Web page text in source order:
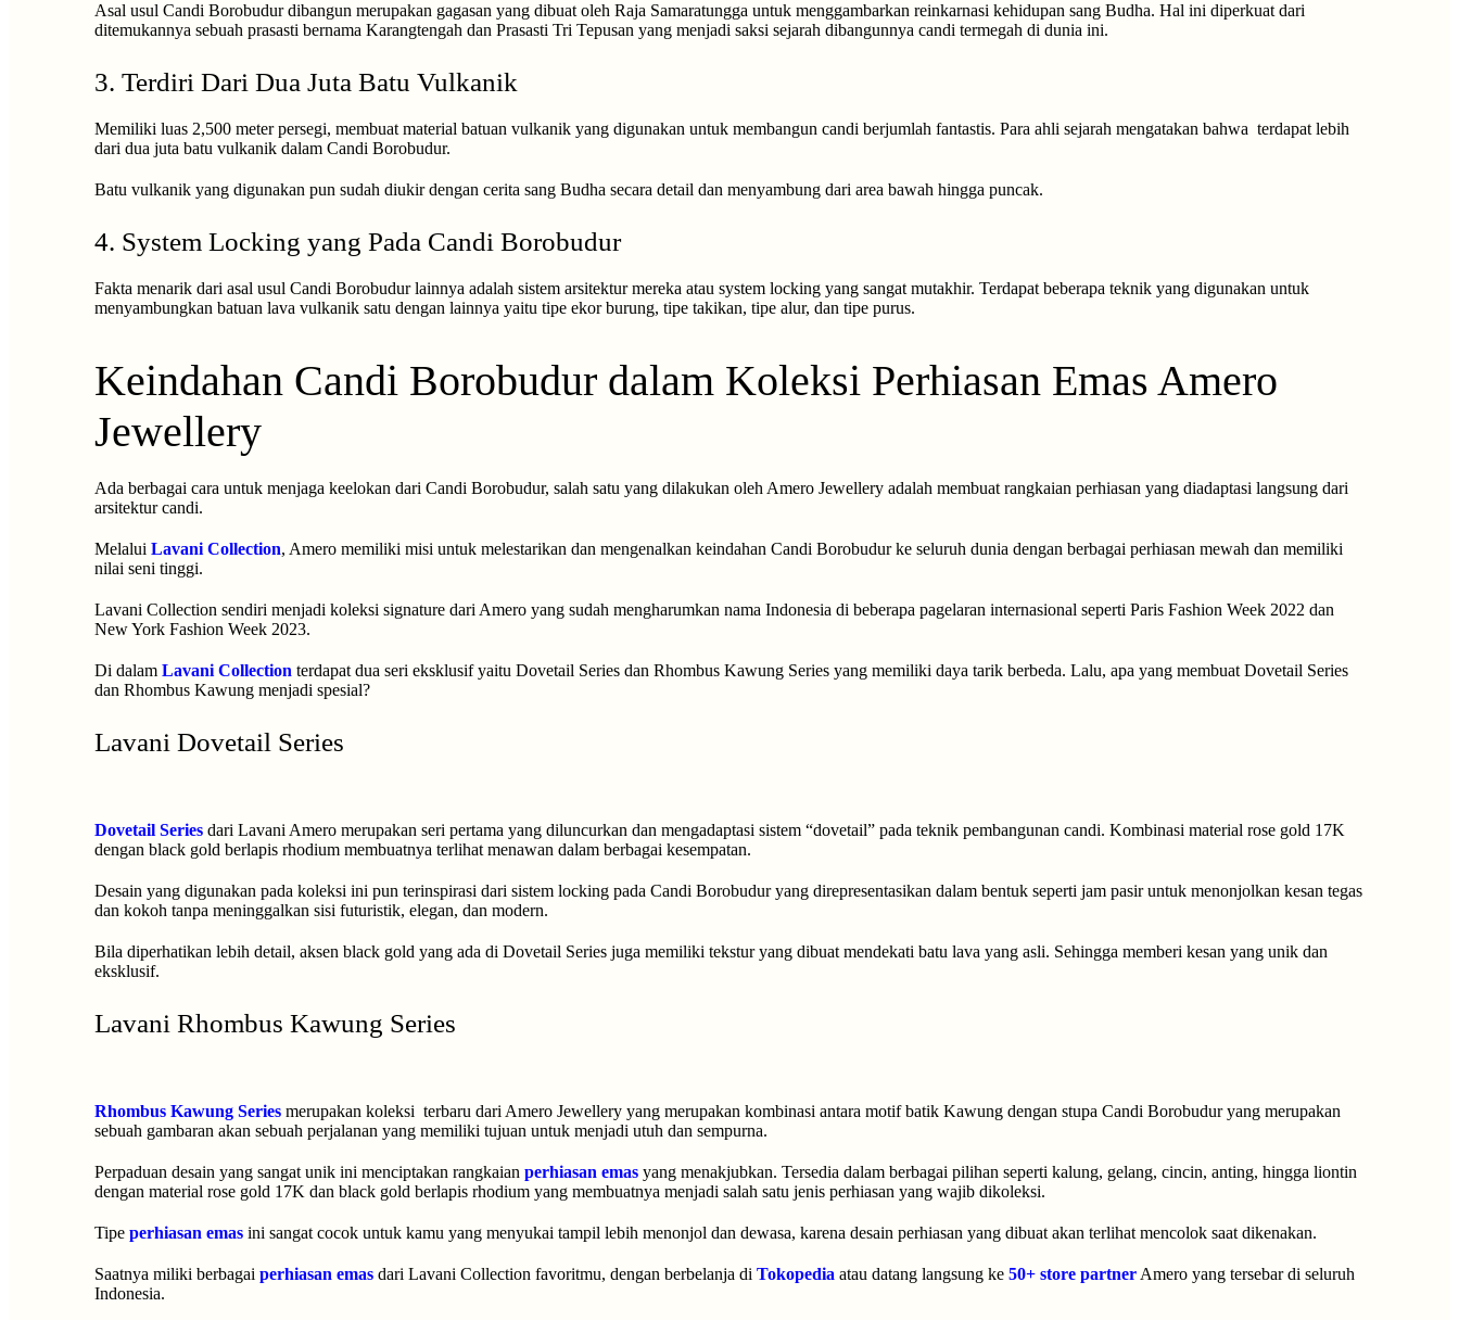
Asal usul Candi Borobudur dibangun merupakan gagasan yang dibuat oleh Raja Samaratungga untuk menggambarkan reinkarnasi kehidupan sang Budha. Hal ini diperkuat dari
ditemukannya sebuah prasasti bernama Karangtengah dan Prasasti Tri Tepusan yang menjadi saksi sejarah dibangunnya candi termegah di dunia ini.
3. Terdiri Dari Dua Juta Batu Vulkanik
Memiliki luas 2,500 meter persegi, membuat material batuan vulkanik yang digunakan untuk membangun candi berjumlah fantastis. Para ahli sejarah mengatakan bahwa terdapat lebih
dari dua juta batu vulkanik dalam Candi Borobudur.
Batu vulkanik yang digunakan pun sudah diukir dengan cerita sang Budha secara detail dan menyambung dari area bawah hingga puncak.
4. System Locking yang Pada Candi Borobudur
Fakta menarik dari asal usul Candi Borobudur lainnya adalah sistem arsitektur mereka atau system locking yang sangat mutakhir. Terdapat beberapa teknik yang digunakan untuk
menyambungkan batuan lava vulkanik satu dengan lainnya yaitu tipe ekor burung, tipe takikan, tipe alur, dan tipe purus.
Keindahan Candi Borobudur dalam Koleksi Perhiasan Emas Amero
Jewellery
Ada berbagai cara untuk menjaga keelokan dari Candi Borobudur, salah satu yang dilakukan oleh Amero Jewellery adalah membuat rangkaian perhiasan yang diadaptasi langsung dari
arsitektur candi.
Melalui Lavani Collection, Amero memiliki misi untuk melestarikan dan mengenalkan keindahan Candi Borobudur ke seluruh dunia dengan berbagai perhiasan mewah dan memiliki
nilai seni tinggi.
Lavani Collection sendiri menjadi koleksi signature dari Amero yang sudah mengharumkan nama Indonesia di beberapa pagelaran internasional seperti Paris Fashion Week 2022 dan
New York Fashion Week 2023.
Di dalam Lavani Collection terdapat dua seri eksklusif yaitu Dovetail Series dan Rhombus Kawung Series yang memiliki daya tarik berbeda. Lalu, apa yang membuat Dovetail Series
dan Rhombus Kawung menjadi spesial?
Lavani Dovetail Series
Dovetail Series dari Lavani Amero merupakan seri pertama yang diluncurkan dan mengadaptasi sistem “dovetail” pada teknik pembangunan candi. Kombinasi material rose gold 17K
dengan black gold berlapis rhodium membuatnya terlihat menawan dalam berbagai kesempatan.
Desain yang digunakan pada koleksi ini pun terinspirasi dari sistem locking pada Candi Borobudur yang direpresentasikan dalam bentuk seperti jam pasir untuk menonjolkan kesan tegas
dan kokoh tanpa meninggalkan sisi futuristik, elegan, dan modern.
Bila diperhatikan lebih detail, aksen black gold yang ada di Dovetail Series juga memiliki tekstur yang dibuat mendekati batu lava yang asli. Sehingga memberi kesan yang unik dan
eksklusif.
Lavani Rhombus Kawung Series
Rhombus Kawung Series merupakan koleksi terbaru dari Amero Jewellery yang merupakan kombinasi antara motif batik Kawung dengan stupa Candi Borobudur yang merupakan
sebuah gambaran akan sebuah perjalanan yang memiliki tujuan untuk menjadi utuh dan sempurna.
Perpaduan desain yang sangat unik ini menciptakan rangkaian perhiasan emas yang menakjubkan. Tersedia dalam berbagai pilihan seperti kalung, gelang, cincin, anting, hingga liontin
dengan material rose gold 17K dan black gold berlapis rhodium yang membuatnya menjadi salah satu jenis perhiasan yang wajib dikoleksi.
Tipe perhiasan emas ini sangat cocok untuk kamu yang menyukai tampil lebih menonjol dan dewasa, karena desain perhiasan yang dibuat akan terlihat mencolok saat dikenakan.
Saatnya miliki berbagai perhiasan emas dari Lavani Collection favoritmu, dengan berbelanja di Tokopedia atau datang langsung ke 50+ store partner Amero yang tersebar di seluruh
Indonesia.